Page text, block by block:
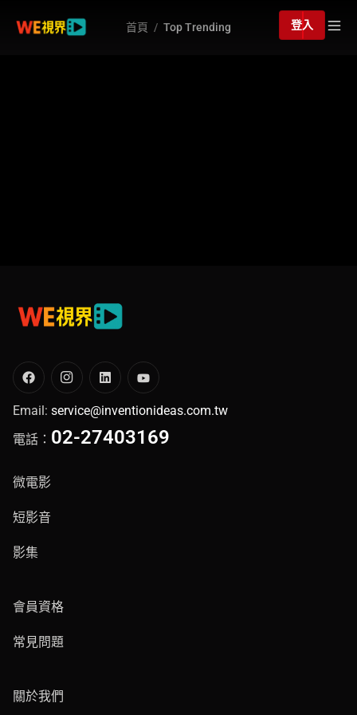
登入
首頁 Top Trending
Email: service@inventionideas.com.tw
電話： 02-27403169
微電影
短影音
影集
會員資格
常見問題
關於我們